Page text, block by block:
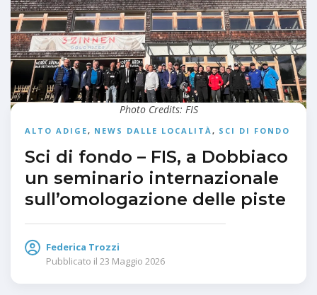
ALTO ADIGE, NEWS DALLE LOCALITÀ , SCI DI FONDO
Sci di fondo – FIS, a Dobbiaco
un seminario internazionale
sull’omologazione delle piste
Federica Trozzi
Pubblicato il 23 Maggio 2026
Photo Credits: FIS